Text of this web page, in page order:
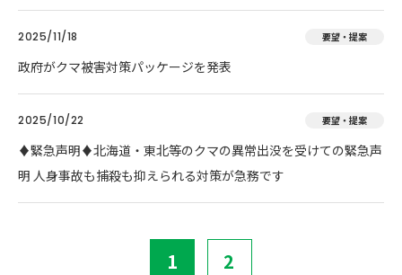
2025/11/18 要望・提案
政府がクマ被害対策パッケージを発表
2025/10/22 要望・提案
♦️緊急声明♦️北海道・東北等のクマの異常出没を受けての緊急声
明 人身事故も捕殺も抑えられる対策が急務です
1 2